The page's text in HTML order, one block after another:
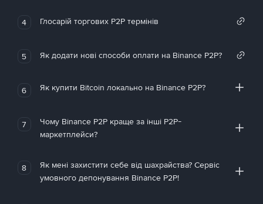
4 Глосарій торгових P2P термінів
5 Як додати нові способи оплати на Binance P2P?
6 Як купити Bitcoin локально на Binance P2P?
7
Чому Binance P2P краще за інші P2P-
маркетплейси?
8
Як мені захистити себе від шахрайства? Сервіс
умовного депонування Binance P2P!